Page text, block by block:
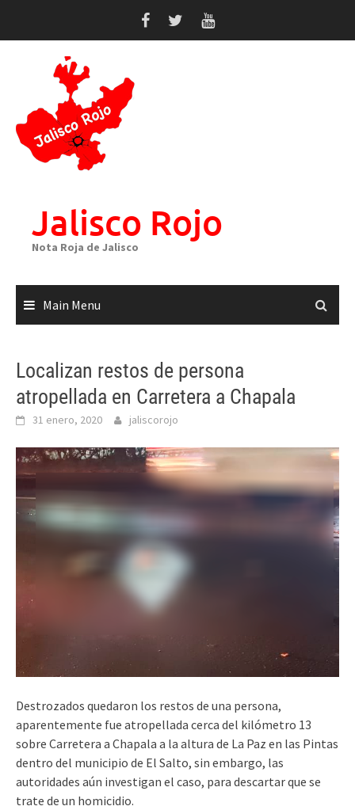
Jalisco Rojo
Nota Roja de Jalisco
Main Menu
Localizan restos de persona
atropellada en Carretera a Chapala
31 enero, 2020 jaliscorojo
Destrozados quedaron los restos de una persona,
aparentemente fue atropellada cerca del kilómetro 13
sobre Carretera a Chapala a la altura de La Paz en las Pintas
dentro del municipio de El Salto, sin embargo, las
autoridades aún investigan el caso, para descartar que se
trate de un homicidio.